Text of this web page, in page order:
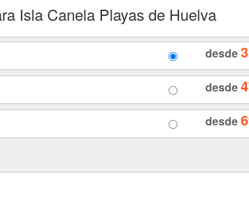
Isla Canela Playas de Huelva
desde
desde
desde